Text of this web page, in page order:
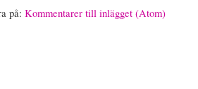
på: Kommentarer till inlägget (Atom)